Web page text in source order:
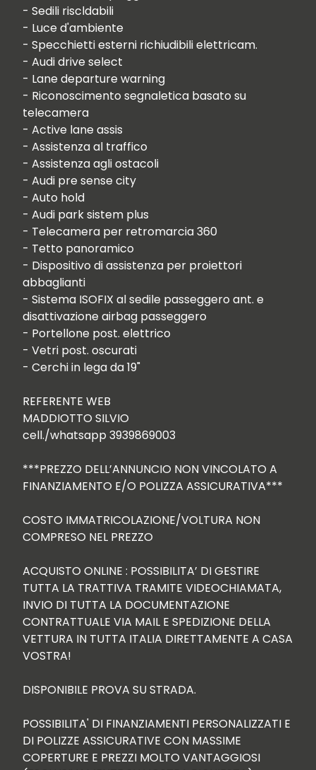
- Sedili riscldabili
- Luce d'ambiente
- Specchietti esterni richiudibili elettricam.
- Audi drive select
- Lane departure warning
- Riconoscimento segnaletica basato su
telecamera
- Active lane assis
- Assistenza al traffico
- Assistenza agli ostacoli
- Audi pre sense city
- Auto hold
- Audi park sistem plus
- Telecamera per retromarcia 360
- Tetto panoramico
- Dispositivo di assistenza per proiettori
abbaglianti
- Sistema ISOFIX al sedile passeggero ant. e
disattivazione airbag passeggero
- Portellone post. elettrico
- Vetri post. oscurati
- Cerchi in lega da 19"
REFERENTE WEB
MADDIOTTO SILVIO
cell./whatsapp 3939869003
***PREZZO DELL’ANNUNCIO NON VINCOLATO A
FINANZIAMENTO E/O POLIZZA ASSICURATIVA***
COSTO IMMATRICOLAZIONE/VOLTURA NON
COMPRESO NEL PREZZO
ACQUISTO ONLINE : POSSIBILITA’ DI GESTIRE
TUTTA LA TRATTIVA TRAMITE VIDEOCHIAMATA,
INVIO DI TUTTA LA DOCUMENTAZIONE
CONTRATTUALE VIA MAIL E SPEDIZIONE DELLA
VETTURA IN TUTTA ITALIA DIRETTAMENTE A CASA
VOSTRA!
DISPONIBILE PROVA SU STRADA.
POSSIBILITA' DI FINANZIAMENTI PERSONALIZZATI E
DI POLIZZE ASSICURATIVE CON MASSIME
COPERTURE E PREZZI MOLTO VANTAGGIOSI